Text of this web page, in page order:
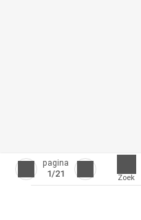
pagina
1/21 Zoek